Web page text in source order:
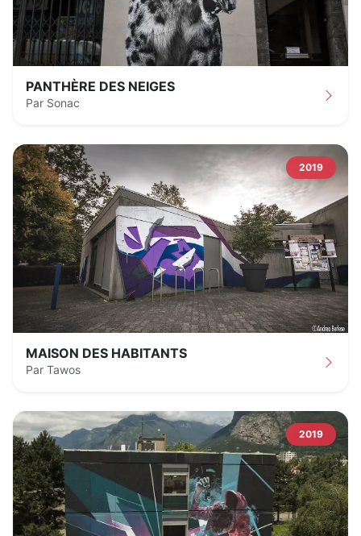
PANTHÈRE DES NEIGES
Par Sonac
2019
MAISON DES HABITANTS
Par Tawos
2019